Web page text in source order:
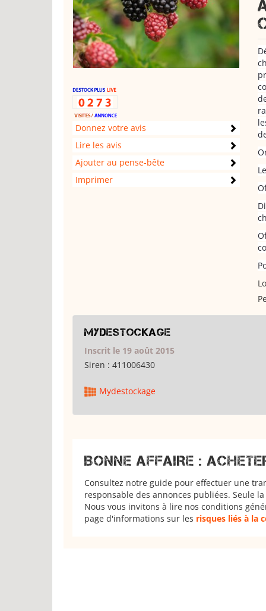
Donnez votre avis
Lire les avis
Ajouter au pense-bête
Imprimer
Mydestockage
Inscrit le 19 août 2015
Siren : 411006430
Mydestockage
BONNE AFFAIRE :
Consultez notre guide pour effectuer une
responsable des annonces publiées. Seule
Nous vous invitons à lire nos conditions
page d'informations sur les risques liés à la